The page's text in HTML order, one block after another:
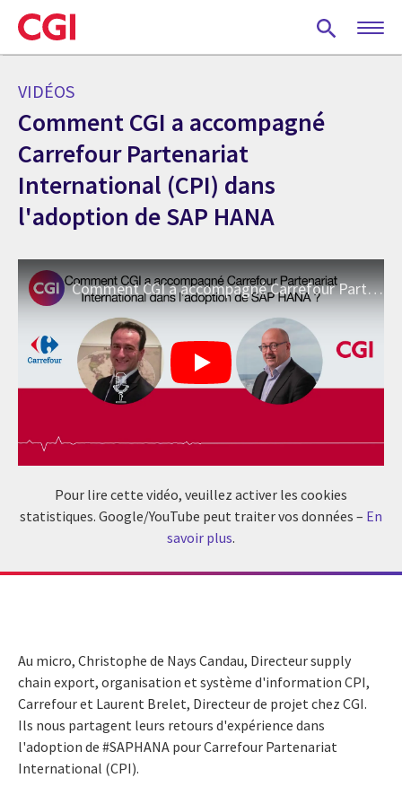
Skip
to
main
VIDÉOS
Comment CGI a accompagné
Carrefour Partenariat
International (CPI) dans
l'adoption de SAP HANA
Comment CGI a accompagné Carrefour Partenariat International (CPI) dans l'adoption de SAP HANA
Pour lire cette vidéo, veuillez activer les cookies
statistiques. Google/YouTube peut traiter vos données – En
savoir plus.
Au micro, Christophe de Nays Candau, Directeur supply
chain export, organisation et système d'information CPI,
Carrefour et Laurent Brelet, Directeur de projet chez CGI.
Ils nous partagent leurs retours d'expérience dans
l'adoption de #SAPHANA pour Carrefour Partenariat
International (CPI).